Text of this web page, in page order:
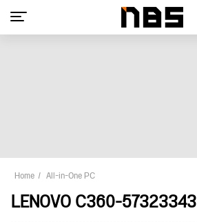
Home All-in-One PC
LENOVO C360-57323343